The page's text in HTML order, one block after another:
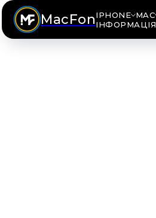
MacFonIPHONE MAC
ІНФОРМАЦІЯ